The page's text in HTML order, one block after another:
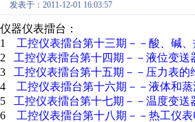
发表于：2011-12-01 16:03:57
仪器仪表擂台：
1 工控仪表擂台第十三期－－酸、碱
2 工控仪表擂台第十四期－－液位变送
3 工控仪表擂台第十五期－－压力表的
4 工控仪表擂台第十六期－－液体和
5 工控仪表擂台第十七期－－温度变送
6 工控仪表擂台第十八期－－热工仪